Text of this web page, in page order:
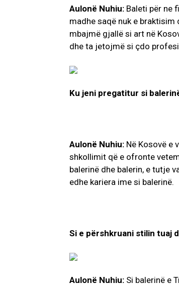
Aulonë Nuhiu: Baleti për ne
madhe saqë nuk e
mbajmë gjallë si art në
dhe ta jetojmë si çdo
Ku jeni pregatitur si
Aulonë Nuhiu: Në Kosovë e
shkollimit që e ofronte
balerinë dhe balerin, e tutje
edhe kariera ime si balerinë.
Si e përshkruani stilin tuaj
Aulonë Nuhiu: Si balerinë e